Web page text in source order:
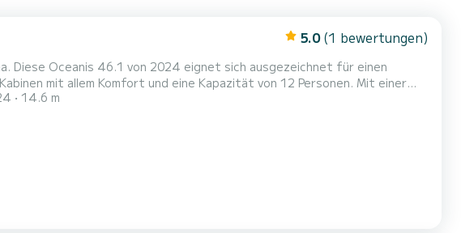
5.0 (1 bewertungen)
Diese Oceanis 46.1 von 2024 eignet sich ausgezeichnet für einen
sein, um einen einzigartigen Urlaub auf dem Wasser in der Umgebung
14.6 m